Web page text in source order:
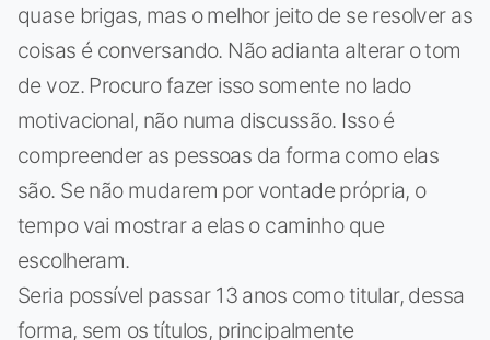
quase brigas, mas o melhor jeito de se resolver as
coisas é conversando. Não adianta alterar o tom
de voz. Procuro fazer isso somente no lado
motivacional, não numa discussão. Isso é
compreender as pessoas da forma como elas
são. Se não mudarem por vontade própria, o
tempo vai mostrar a elas o caminho que
escolheram.
Seria possível passar 13 anos como titular, dessa
forma, sem os títulos, principalmente